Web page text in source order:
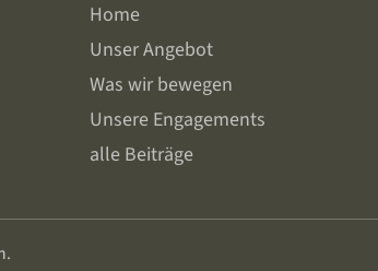
Home
Unser Angebot
Was wir bewegen
Unsere Engagements
alle Beiträge